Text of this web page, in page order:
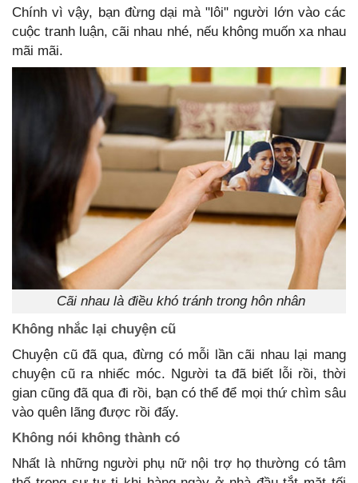
Chính vì vậy, bạn đừng dại mà "lôi" người lớn vào các
cuộc tranh luận, cãi nhau nhé, nếu không muốn xa nhau
mãi mãi.
Cãi nhau là điều khó tránh trong hôn nhân
Không nhắc lại chuyện cũ
Chuyện cũ đã qua, đừng có mỗi lần cãi nhau lại mang
chuyện cũ ra nhiếc móc. Người ta đã biết lỗi rồi, thời
gian cũng đã qua đi rồi, bạn có thể để mọi thứ chìm sâu
vào quên lãng được rồi đấy.
Không nói không thành có
Nhất là những người phụ nữ nội trợ họ thường có tâm